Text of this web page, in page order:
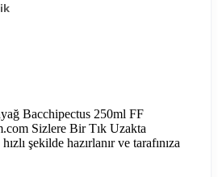
Bacchipectus 250ml FF
Sizlere Bir Tık Uzakta
şekilde hazırlanır ve tarafınıza